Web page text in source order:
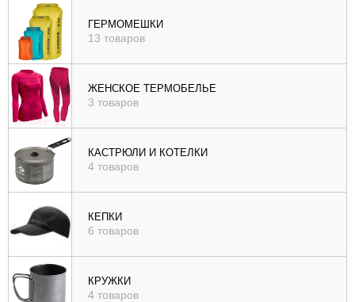
ГЕРМОМЕШКИ
13 товаров
ЖЕНСКОЕ ТЕРМОБЕЛЬЕ
3 товаров
КАСТРЮЛИ И КОТЕЛКИ
4 товаров
КЕПКИ
6 товаров
КРУЖКИ
4 товаров